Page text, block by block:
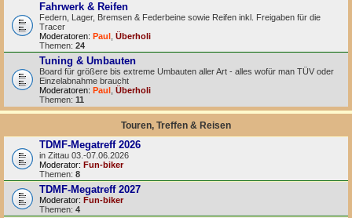
Fahrwerk & Reifen
Federn, Lager, Bremsen & Federbeine sowie Reifen inkl. Freigaben für die
Tracer
Moderatoren: Paul Überholi
Themen: 24
Tuning & Umbauten
Board für größere bis extreme Umbauten aller Art - alles wofür man TÜV oder
Einzelabnahme braucht
Moderatoren: Paul Überholi
Themen: 11
Touren, Treffen & Reisen
TDMF-Megatreff 2026
in Zittau 03.-07.06.2026
Moderator: Fun-biker
Themen: 8
TDMF-Megatreff 2027
Moderator: Fun-biker
Themen: 4